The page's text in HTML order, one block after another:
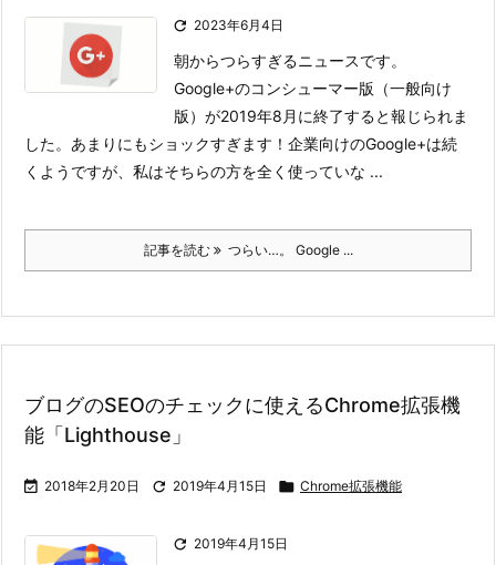
 2023年6月4日
朝からつらすぎるニュースです。
Google+のコンシューマー版（一般向け
版）が2019年8月に終了すると報じられま
した。あまりにもショックすぎます！ 企業向けのGoogle+は続
くようですが、私はそちらの方を全く使っていな ...
記事を読む つらい…。 Google ...
ブログのSEOのチェックに使えるChrome拡張機
能「Lighthouse」
 2018年2月20日  2019年4月15日  Chrome拡張機能
 2019年4月15日